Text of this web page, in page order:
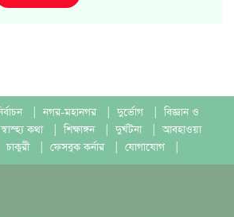
নগর-মহানগর দুর্ভোগ
বিজ্ঞান ও
স্বাস্হ্য কথা শিক্ষাঙ্গন দুর্ঘটনা
আবহাওয়া
চাকুরী ফেসবুক কর্নার যোগাযোগ